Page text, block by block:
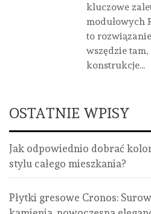
kluczowe
modułowych
to
wszędzie
konstrukcje...
OSTATNIE WPISY
Jak odpowiednio dobrać
stylu całego mieszkania?
Płytki gresowe Cronos: